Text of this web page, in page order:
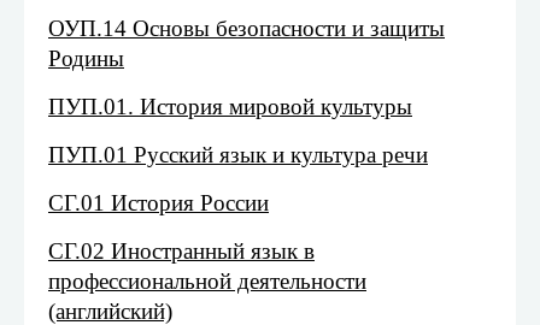
ОУП.14 Основы безопасности и защиты
Родины
ПУП.01. История мировой культуры
ПУП.01 Русский язык и культура речи
СГ.01 История России
СГ.02 Иностранный язык в
профессиональной деятельности
(английский)